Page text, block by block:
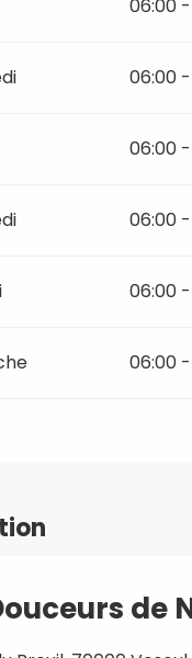
2033
2034
2038
06:00 -
06:00 -
06:00 -
06:00 -
06:00 -
06:00 -
de